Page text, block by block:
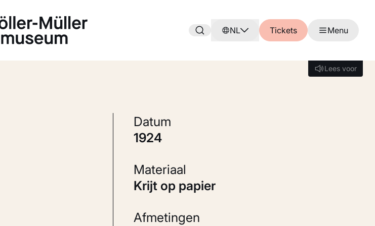
NL Tickets Menu
Lees voor
Lees voor
Datum
1924
Materiaal
Krijt op papier
Afmetingen